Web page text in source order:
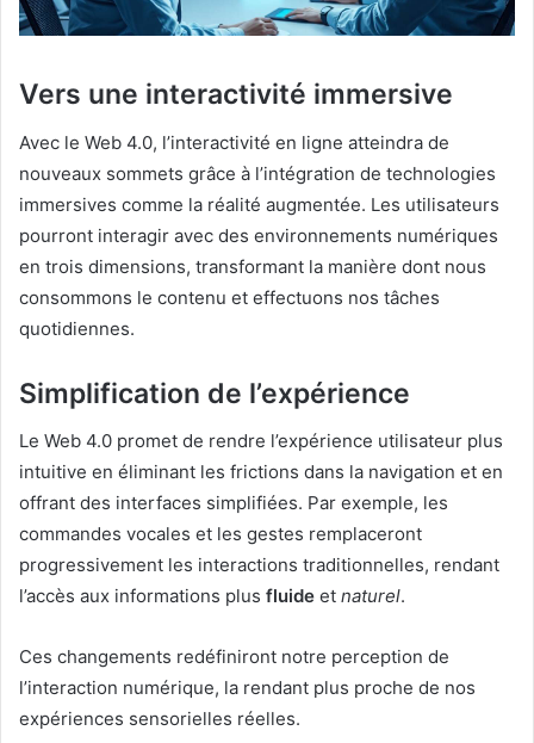
Vers une interactivité immersive
Avec le Web 4.0, l’interactivité en ligne atteindra de
nouveaux sommets grâce à l’intégration de technologies
immersives comme la réalité augmentée. Les utilisateurs
pourront interagir avec des environnements numériques
en trois dimensions, transformant la manière dont nous
consommons le contenu et effectuons nos tâches
quotidiennes.
Simplification de l’expérience
Le Web 4.0 promet de rendre l’expérience utilisateur plus
intuitive en éliminant les frictions dans la navigation et en
offrant des interfaces simplifiées. Par exemple, les
commandes vocales et les gestes remplaceront
progressivement les interactions traditionnelles, rendant
l’accès aux informations plus fluide et naturel.
Ces changements redéfiniront notre perception de
l’interaction numérique, la rendant plus proche de nos
expériences sensorielles réelles.